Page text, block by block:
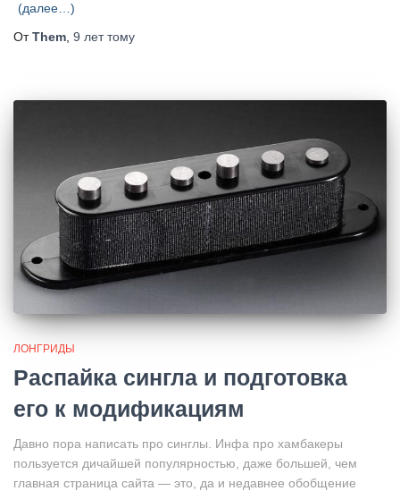
(далее…)
ОтThem, 9 леттому
ЛОНГРИДЫ
Распайка сингла и подготовка
его к модификациям
Давно пора написать про синглы. Инфа про хамбакеры
пользуется дичайшей популярностью, даже большей, чем
главная страница сайта — это, да и недавнее обобщение